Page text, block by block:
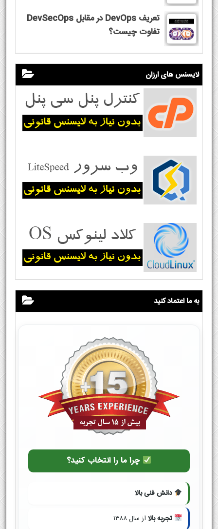
تعریف DevOps در مقابل DevSecOps
تفاوت چیست؟
لایسنس های ارزان
به ما اعتماد کنید
چرا ما را انتخاب کنید؟
دانش فنی بالا
تجربه بالا از سال ۱۳۸۸